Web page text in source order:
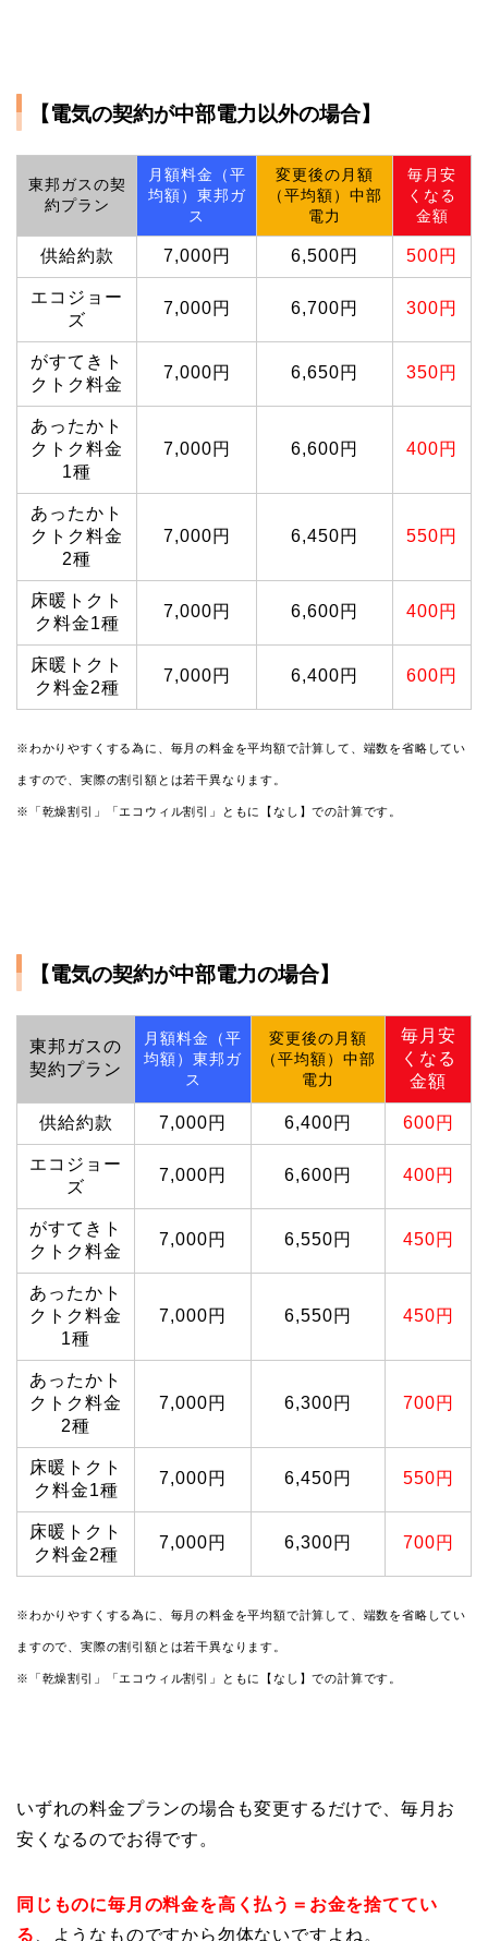
【電気の契約が中部電力以外の場合】
東邦ガスの契
約プラン
月額料金（平
均額）東邦ガ
ス
変更後の月額
（平均額）中部
電力
毎月安
くなる
金額
供給約款 7,000円 6,500円 500円
エコジョー
ズ
7,000円 6,700円 300円
がすてきト
クトク料金
7,000円 6,650円 350円
あったかト
クトク料金
1種
7,000円 6,600円 400円
あったかト
クトク料金
2種
7,000円 6,450円 550円
床暖トクト
ク料金1種
7,000円 6,600円 400円
床暖トクト
ク料金2種
7,000円 6,400円 600円
※わかりやすくする為に、毎月の料金を平均額で計算して、端数を省略してい
ますので、実際の割引額とは若干異なります。
※「乾燥割引」「エコウィル割引」ともに【なし】での計算です。
【電気の契約が中部電力の場合】
東邦ガスの
契約プラン
月額料金（平
均額）東邦ガ
ス
変更後の月額
（平均額）中部
電力
毎月安
くなる
金額
供給約款 7,000円 6,400円 600円
エコジョー
ズ
7,000円 6,600円 400円
がすてきト
クトク料金
7,000円 6,550円 450円
あったかト
クトク料金
1種
7,000円 6,550円 450円
あったかト
クトク料金
2種
7,000円 6,300円 700円
床暖トクト
ク料金1種
7,000円 6,450円 550円
床暖トクト
ク料金2種
7,000円 6,300円 700円
※わかりやすくする為に、毎月の料金を平均額で計算して、端数を省略してい
ますので、実際の割引額とは若干異なります。
※「乾燥割引」「エコウィル割引」ともに【なし】での計算です。
いずれの料金プランの場合も変更するだけで、毎月お
安くなるのでお得です。
同じものに毎月の料金を高く払う＝お金を捨ててい
る
、ようなものですから勿体ないですよね。